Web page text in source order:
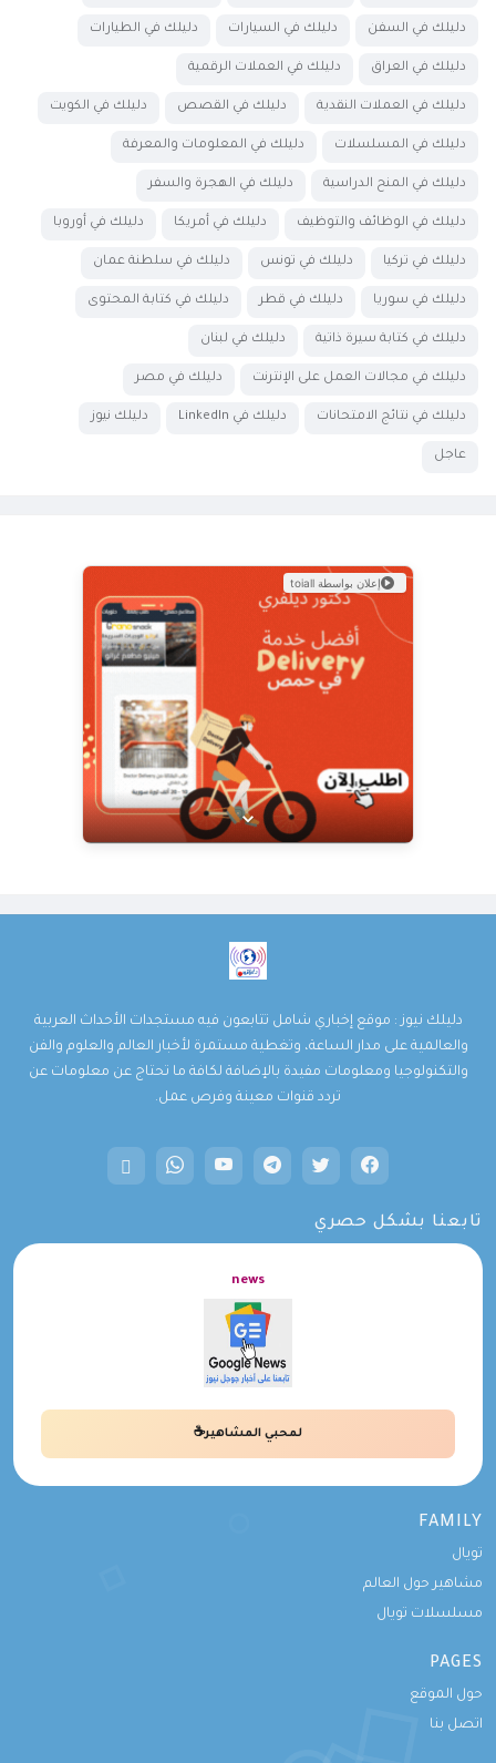
دليلك في السفن دليلك في السيارات دليلك في الطيارات
دليلك في العراق دليلك في العملات الرقمية
دليلك في العملات النقدية دليلك في القصص دليلك في الكويت
دليلك في المسلسلات دليلك في المعلومات والمعرفة
دليلك في المنح الدراسية دليلك في الهجرة والسفر
دليلك في الوظائف والتوظيف دليلك في أمريكا دليلك في أوروبا
دليلك في تركيا دليلك في تونس دليلك في سلطنة عمان
دليلك في سوريا دليلك في قطر دليلك في كتابة المحتوى
دليلك في كتابة سيرة ذاتية دليلك في لبنان
دليلك في مجالات العمل على الإنترنت دليلك في مصر
دليلك في نتائج الامتحانات دليلك في LinkedIn دليلك نيوز
عاجل
إعلان بواسطة toiall
دليلك نيوز : موقع إخباري شامل تتابعون فيه مستجدات الأحداث العربية
والعالمية على مدار الساعة، وتغطية مستمرة لأخبار العالم والعلوم والفن
والتكنولوجيا ومعلومات مفيدة بالإضافة لكافة ما تحتاج عن معلومات عن
تردد قنوات معينة وفرص عمل.
تابعنا بشكل حصري
news
لمحبي المشاهير☕
FAMILY
تويال
مشاهير حول العالم
مسلسلات تويال
PAGES
حول الموقع
اتصل بنا